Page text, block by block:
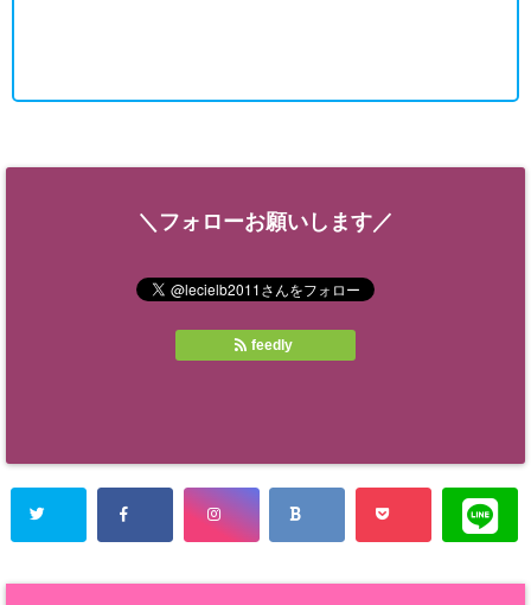
＼フォローお願いします／
feedly